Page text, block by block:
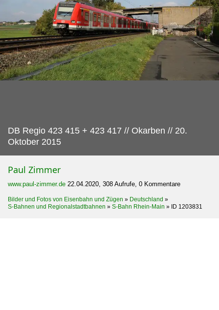
DB Regio 423 415 + 423 417 // Okarben // 20.
Oktober 2015
Paul Zimmer
www.paul-zimmer.de 22.04.2020, 308 Aufrufe, 0 Kommentare
Bilder und Fotos von Eisenbahn und Zügen » Deutschland »
S-Bahnen und Regionalstadtbahnen » S-Bahn Rhein-Main » ID 1203831